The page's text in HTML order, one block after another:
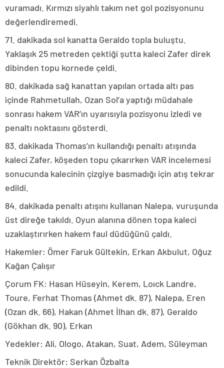
vuramadı. Kırmızı siyahlı takım net gol pozisyonunu
değerlendiremedi.
71. dakikada sol kanatta Geraldo topla buluştu.
Yaklaşık 25 metreden çektiği şutta kaleci Zafer direk
dibinden topu kornede çeldi.
80. dakikada sağ kanattan yapılan ortada altı pas
içinde Rahmetullah, Ozan Sol’a yaptığı müdahale
sonrası hakem VAR’ın uyarısıyla pozisyonu izledi ve
penaltı noktasını gösterdi.
83. dakikada Thomas’ın kullandığı penaltı atışında
kaleci Zafer, köşeden topu çıkarırken VAR incelemesi
sonucunda kalecinin çizgiye basmadığı için atış tekrar
edildi.
84. dakikada penaltı atışını kullanan Nalepa, vuruşunda
üst direğe takıldı. Oyun alanına dönen topa kaleci
uzaklaştırırken hakem faul düdüğünü çaldı.
Hakemler: Ömer Faruk Gültekin, Erkan Akbulut, Oğuz
Kağan Çalışır
Çorum FK: Hasan Hüseyin, Kerem, Loıck Landre,
Toure, Ferhat Thomas (Ahmet dk. 87), Nalepa, Eren
(Ozan dk. 66), Hakan (Ahmet İlhan dk. 87), Geraldo
(Gökhan dk. 90), Erkan
Yedekler: Ali, Ologo, Atakan, Suat, Adem, Süleyman
Teknik Direktör: Serkan Özbalta